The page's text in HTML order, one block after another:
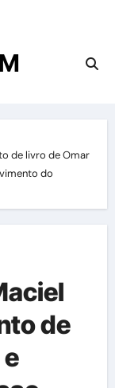
de livro de Omar
do
de